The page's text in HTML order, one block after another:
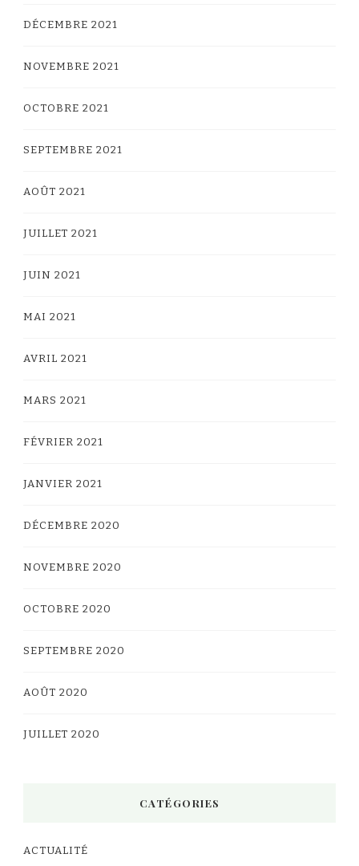
DÉCEMBRE 2021
NOVEMBRE 2021
OCTOBRE 2021
SEPTEMBRE 2021
AOÛT 2021
JUILLET 2021
JUIN 2021
MAI 2021
AVRIL 2021
MARS 2021
FÉVRIER 2021
JANVIER 2021
DÉCEMBRE 2020
NOVEMBRE 2020
OCTOBRE 2020
SEPTEMBRE 2020
AOÛT 2020
JUILLET 2020
CATÉGORIES
ACTUALITÉ